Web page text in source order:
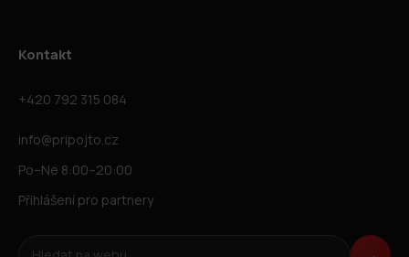
Kontakt
+420 792 315 084
info@pripojto.cz
Po–Ne 8:00–20:00
Přihlášení pro partnery
Hledat na webu